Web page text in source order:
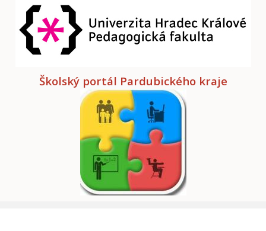
Školský portál Pardubického kraje